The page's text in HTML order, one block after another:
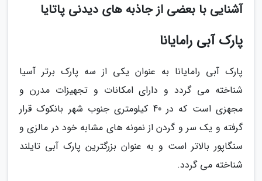
آشنایی با بعضی از جاذبه های دیدنی پاتایا
پارک آبی رامایانا
پارک آبی رامایانا به عنوان یکی از سه پارک برتر آسیا
شناخته می گردد و دارای امکانات و تجهیزات مدرن و
مجهزی است که در 40 کیلومتری جنوب شهر بانکوک قرار
گرفته و یک سر و گردن از نمونه های مشابه خود در مالزی و
سنگاپور بالاتر است و به عنوان بزرگترین پارک آبی تایلند
شناخته می گردد.